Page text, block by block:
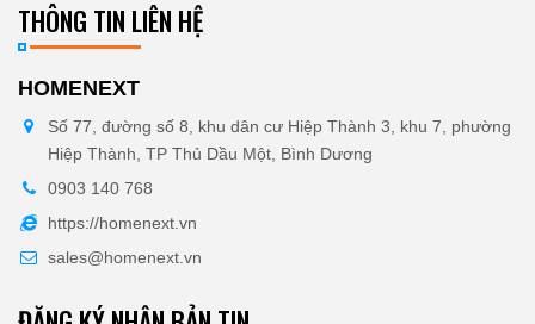
THÔNG TIN LIÊN HỆ
HOMENEXT
Số 77, đường số 8, khu dân cư Hiệp Thành 3, khu 7, phường
Hiệp Thành, TP Thủ Dầu Một, Bình Dương
0903 140 768
https://homenext.vn
sales@homenext.vn